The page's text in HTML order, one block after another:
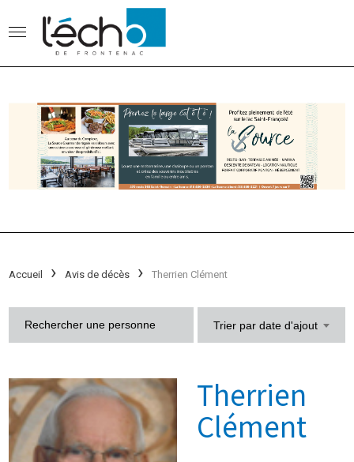
Accueil Avis de décès Therrien Clément
Trier par date d'ajout
Therrien
Clément